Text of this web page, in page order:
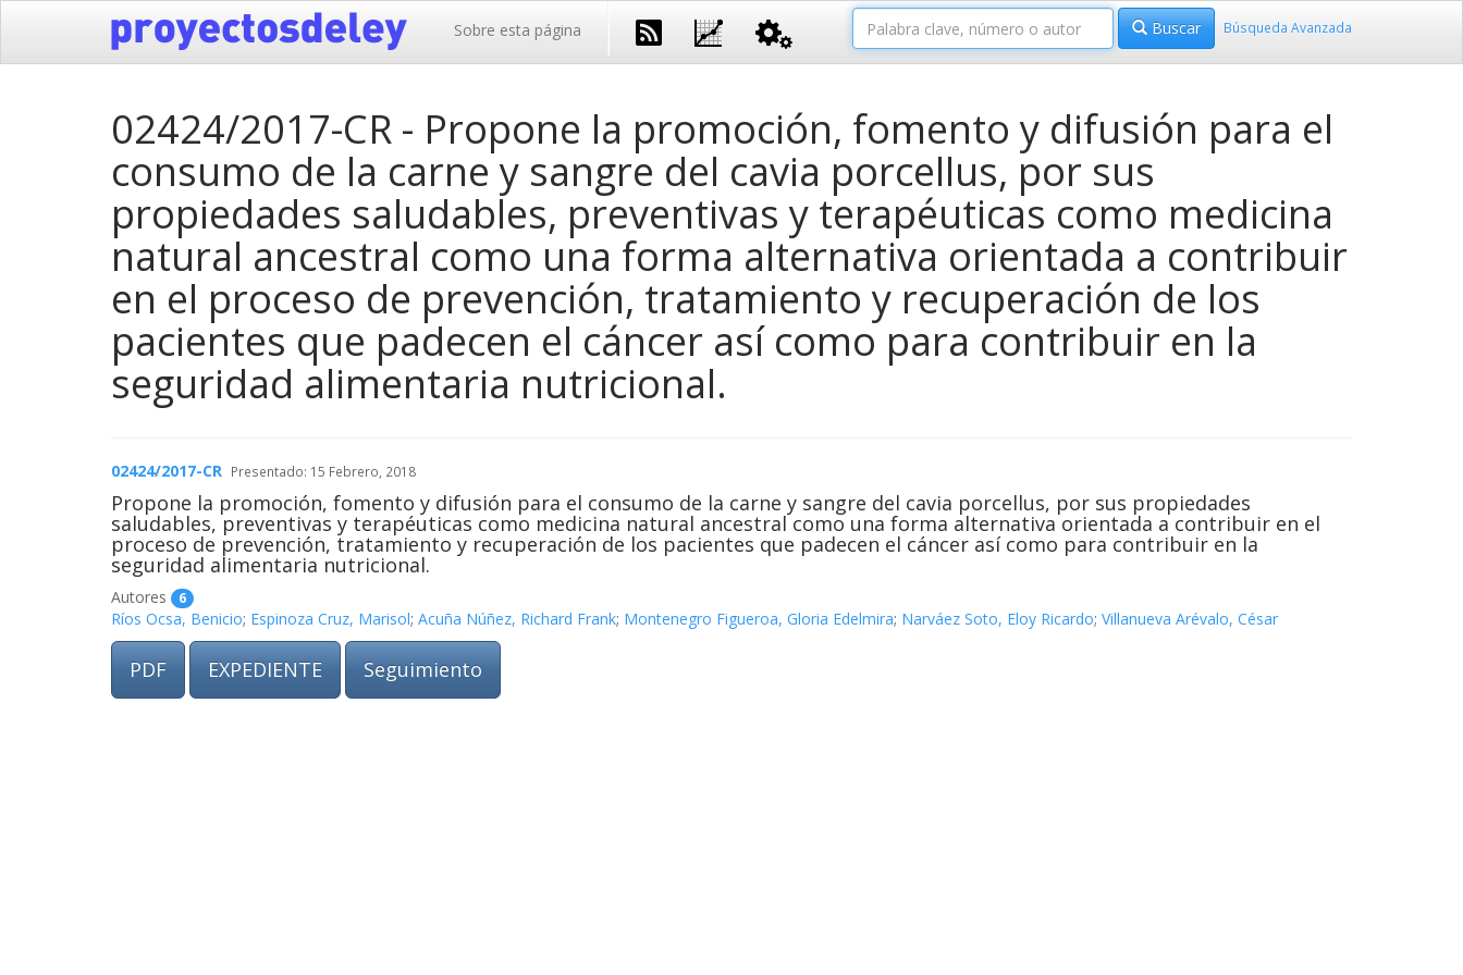
Sobre esta página Buscar Búsqueda Avanzada
02424/2017-CR - Propone la promoción, fomento y difusión para el
consumo de la carne y sangre del cavia porcellus, por sus
propiedades saludables, preventivas y terapéuticas como medicina
natural ancestral como una forma alternativa orientada a contribuir
en el proceso de prevención, tratamiento y recuperación de los
pacientes que padecen el cáncer así como para contribuir en la
seguridad alimentaria nutricional.
02424/2017-CR Presentado: 15 Febrero, 2018
Propone la promoción, fomento y difusión para el consumo de la carne y sangre del cavia porcellus, por sus propiedades
saludables, preventivas y terapéuticas como medicina natural ancestral como una forma alternativa orientada a contribuir en el
proceso de prevención, tratamiento y recuperación de los pacientes que padecen el cáncer así como para contribuir en la
seguridad alimentaria nutricional.
Autores 6
Ríos Ocsa, Benicio; Espinoza Cruz, Marisol; Acuña Núñez, Richard Frank; Montenegro Figueroa, Gloria Edelmira; Narváez Soto, Eloy Ricardo; Villanueva Arévalo, César
PDF EXPEDIENTE Seguimiento